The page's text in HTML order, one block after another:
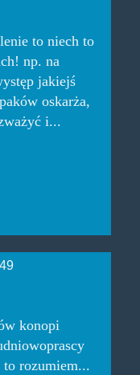
to niech to
np. na
jakiejś
oskarża,
i...
konopi
rozumiem...